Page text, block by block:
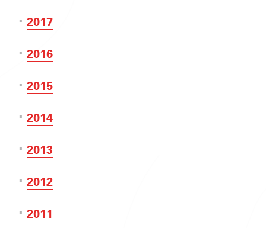
2017
2016
2015
2014
2013
2012
2011